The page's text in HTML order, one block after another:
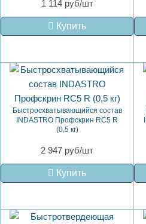
1 114 руб/шт
Купить
Быстросхватывающийся состав
INDASTRO Профскрин RC5 R
(0,5 кг)
2 947 руб/шт
Купить